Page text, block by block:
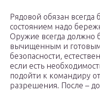
Рядовой обязан
состоянием надо
Оружие всегда должно
вычищенным и
безопасности,
если есть
подойти к командиру
разрешения. После –